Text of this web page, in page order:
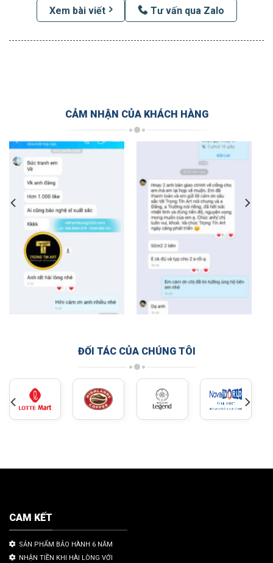
Xem bài viết Tư vấn qua Zalo
CẢM NHẬN CỦA KHÁCH HÀNG
ĐỐI TÁC CỦA CHÚNG TÔI
CAM KẾT
SẢN PHẨM BẢO HÀNH 6 NĂM
NHẬN TIỀN KHI HÀI LÒNG VỚI